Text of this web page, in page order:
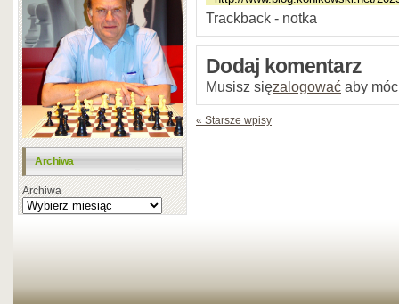
Archiwa
Archiwa
Trackback - notka
Dodaj komentarz
Musisz sięzalogować aby
« Starsze wpisy